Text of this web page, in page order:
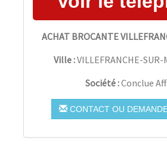
ACHAT BROCANTE
Ville :VILLEFRANCHE-SUR-
Société :Conclue
CONTACT OU